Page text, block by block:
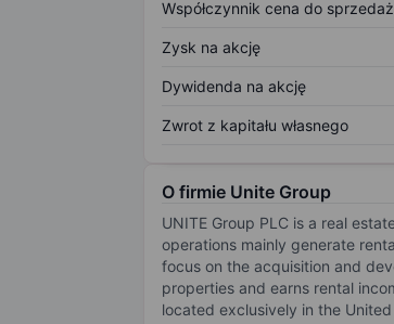
Współczynnik cena do
Zysk na akcję
Dywidenda na akcję
Zwrot z kapitału własnego
O firmie Unite Group
UNITE Group PLC is a real
operations mainly generate
focus on the acquisition and
properties and earns rental
located exclusively in the